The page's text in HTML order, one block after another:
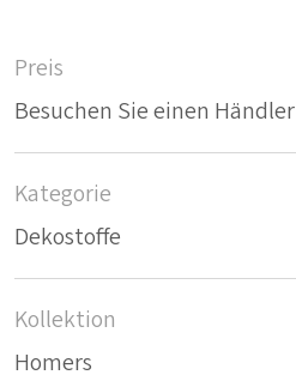
Preis
Besuchen Sie einen Händler
Kategorie
Dekostoffe
Kollektion
Homers